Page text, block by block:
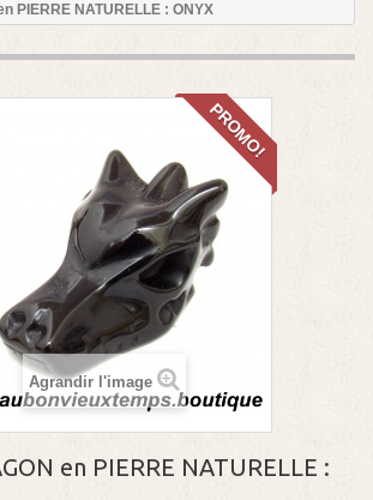
PIERRE NATURELLE : ONYX
PROMO!
Agrandir l'image
en PIERRE NATURELLE :